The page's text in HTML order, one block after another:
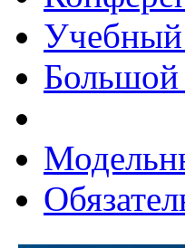
Учебный